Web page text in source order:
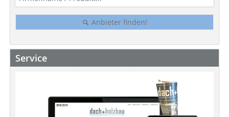
Anbieter finden!
Service